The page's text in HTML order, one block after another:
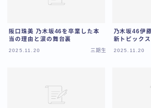
阪口珠美 乃木坂46を卒業した本
当の理由と涙の舞台裏
2025.11.20 三期生
乃木坂46伊
新トピック
2025.11.20